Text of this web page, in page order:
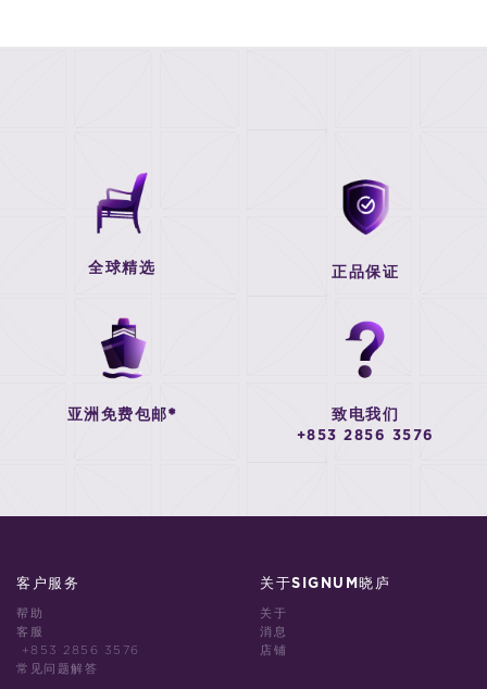
全球精选 正品保证
亚洲免费包邮* 致电我们
+853 2856 3576
客户服务
帮助
客服
+853 2856 3576
常见问题解答
关于SIGNUM晓庐
关于
消息
店铺